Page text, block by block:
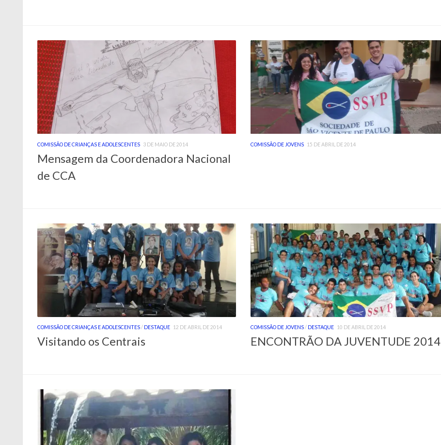
COMISSÃO DE CRIANÇAS E ADOLESCENTES 3 DE MAIO DE 2014
Mensagem da Coordenadora Nacional
de CCA
COMISSÃO DE JOVENS 15 DE ABRIL DE 2014
COMISSÃO DE CRIANÇAS E ADOLESCENTES/ DESTAQUE 12 DE ABRIL DE 2014
Visitando os Centrais
COMISSÃO DE JOVENS/ DESTAQUE 10 DE ABRIL DE 2014
ENCONTRÃO DA JUVENTUDE 2014